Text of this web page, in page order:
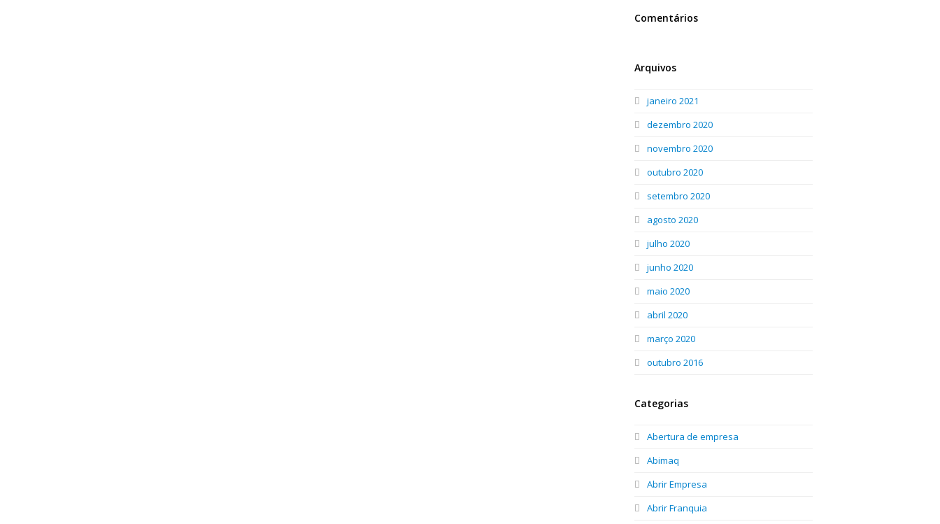
Comentários
Arquivos
janeiro 2021
dezembro 2020
novembro 2020
outubro 2020
setembro 2020
agosto 2020
julho 2020
junho 2020
maio 2020
abril 2020
março 2020
outubro 2016
Categorias
Abertura de empresa
Abimaq
Abrir Empresa
Abrir Franquia